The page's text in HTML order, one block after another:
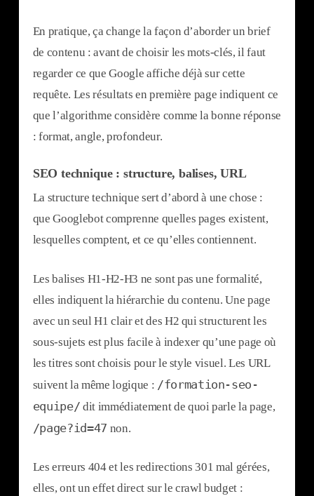
En pratique, ça change la façon d’aborder un brief
de contenu : avant de choisir les mots-clés, il faut
regarder ce que Google affiche déjà sur cette
requête. Les résultats en première page indiquent ce
que l’algorithme considère comme la bonne réponse
: format, angle, profondeur.
SEO technique : structure, balises, URL
La structure technique sert d’abord à une chose :
que Googlebot comprenne quelles pages existent,
lesquelles comptent, et ce qu’elles contiennent.
Les balises H1-H2-H3 ne sont pas une formalité,
elles indiquent la hiérarchie du contenu. Une page
avec un seul H1 clair et des H2 qui structurent les
sous-sujets est plus facile à indexer qu’une page où
les titres sont choisis pour le style visuel. Les URL
suivent la même logique : /formation-seo-
equipe/ dit immédiatement de quoi parle la page,
/page?id=47 non.
Les erreurs 404 et les redirections 301 mal gérées,
elles, ont un effet direct sur le crawl budget :